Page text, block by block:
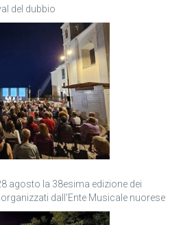
del dubbio
agosto la 38esima edizione dei
dall’Ente Musicale nuorese